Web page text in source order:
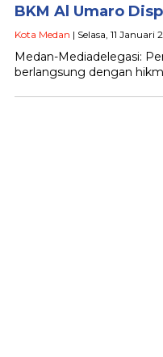
BKM Al Umaro
Kota Medan | Selasa, 11 Januari
Medan-Mediadelegasi:
berlangsung dengan